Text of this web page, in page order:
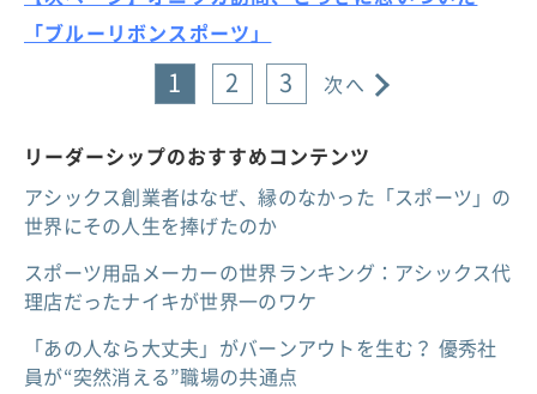
「ブルーリボンスポーツ」
1 2 3 次へ
リーダーシップのおすすめコンテンツ
アシックス創業者はなぜ、縁のなかった「スポーツ」の
世界にその人生を捧げたのか
スポーツ用品メーカーの世界ランキング：アシックス代
理店だったナイキが世界一のワケ
「あの人なら大丈夫」がバーンアウトを生む？ 優秀社
員が“突然消える”職場の共通点